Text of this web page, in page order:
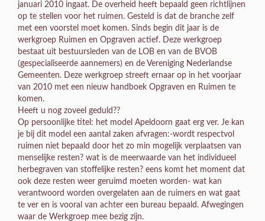
januari 2010 ingaat. De overheid heeft bepaald geen richtlijnen
op te stellen voor het ruimen. Gesteld is dat de branche zelf
met een voorstel moet komen. Sinds begin dit jaar is de
werkgroep Ruimen en Opgraven actief. Deze werkgroep
bestaat uit bestuursleden van de LOB en van de BVOB
(gespecialiseerde aannemers) en de Vereniging Nederlandse
Gemeenten. Deze werkgroep streeft ernaar op in het voorjaar
van 2010 met een nieuw handboek Opgraven en Ruimen te
komen.
Heeft u nog zoveel geduld??
Op persoonlijke titel: het model Apeldoorn gaat erg ver. Je kan
je bij dit model een aantal zaken afvragen:-wordt respectvol
ruimen niet bepaald door het zo min mogelijk verplaatsen van
menselijke resten? wat is de meerwaarde van het individueel
herbegraven van stoffelijke resten? eens komt het moment dat
ook deze resten weer geruimd moeten worden- wat kan
verantwoord worden overgelaten aan de ruimers en wat gaat
te ver en is vooral van achter een bureau bepaald. Afwegingen
waar de Werkgroep mee bezig zijn.